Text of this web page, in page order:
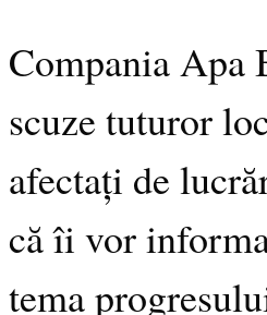
Compania Apa
scuze tuturor
afectați de
că îi vor
tema